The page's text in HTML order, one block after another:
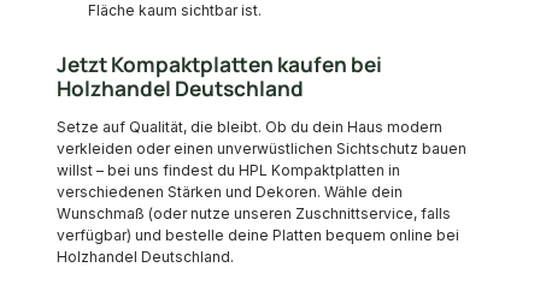
Fläche kaum sichtbar ist.
Jetzt Kompaktplatten kaufen bei
Holzhandel Deutschland
Setze auf Qualität, die bleibt. Ob du dein Haus modern
verkleiden oder einen unverwüstlichen Sichtschutz bauen
willst – bei uns findest du HPL Kompaktplatten in
verschiedenen Stärken und Dekoren. Wähle dein
Wunschmaß (oder nutze unseren Zuschnittservice, falls
verfügbar) und bestelle deine Platten bequem online bei
Holzhandel Deutschland.